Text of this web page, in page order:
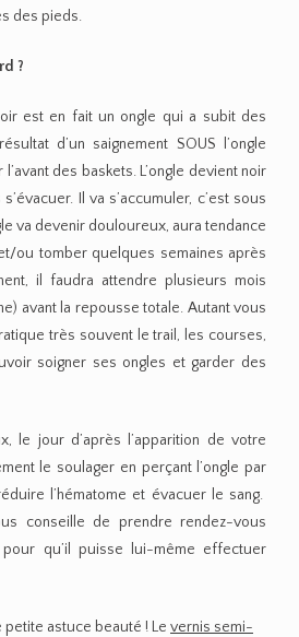
des pieds.
?
est en fait un ongle qui a subit des
d’un saignement SOUS l’ongle
des baskets. L’ongle devient noir
Il va s’accumuler, c’est sous
va devenir douloureux, aura tendance
ou tomber quelques semaines après
il faudra attendre plusieurs mois
avant la repousse totale. Autant vous
très souvent le trail, les courses,
soigner ses ongles et garder des
le jour d’après l’apparition de votre
le soulager en perçant l’ongle par
l’hématome et évacuer le sang.
conseille de prendre rendez-vous
qu’il puisse lui-même effectuer
petite astuce beauté ! Le vernis semi-